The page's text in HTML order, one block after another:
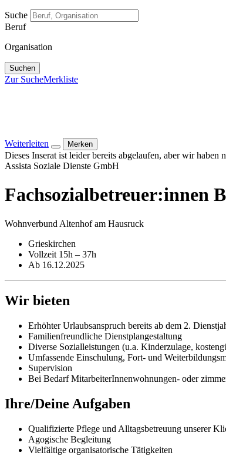
Suche
Beruf
Organisation
Suchen
Zur SucheMerkliste
Weiterleiten Merken
Dieses Inserat ist leider bereits abgelaufen, aber wir haben
Assista Soziale Dienste GmbH
Fachsozial­betreuer:innen
Wohnverbund Altenhof am Hausruck
Grieskirchen
Vollzeit 15h – 37h
Ab 16.12.2025
Wir bieten
Erhöhter Urlaubsanspruch bereits ab dem 2.
Familienfreundliche Dienstplangestaltung
Diverse Sozialleistungen (u.a. Kinderzulage,
Umfassende Einschulung, Fort- und
Supervision
Bei Bedarf MitarbeiterInnenwohnungen- oder
Ihre/Deine Aufgaben
Qualifizierte Pflege und Alltagsbetreuung unserer
Agogische Begleitung
Vielfältige organisatorische Tätigkeiten